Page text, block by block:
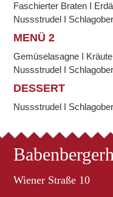
Faschierter Braten I
Nussstrudel I
MENÜ 2
Gemüselasagne I
Nussstrudel I
DESSERT
Nussstrudel I
Wiener Straße 10